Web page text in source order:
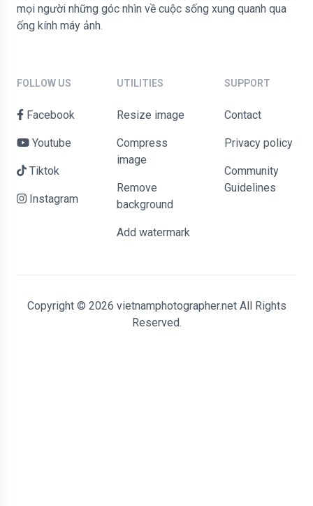
mọi người những góc nhìn về cuộc sống xung quanh qua
ống kính máy ảnh.
FOLLOW US
Facebook
Youtube
Tiktok
Instagram
UTILITIES
Resize image
Compress
image
Remove
background
Add watermark
SUPPORT
contact
Privacy policy
Community
Guidelines
Copyright © 2026 vietnamphotographer.net All Rights
Reserved.